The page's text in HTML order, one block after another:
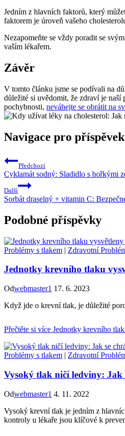
Jedním z hlavních faktorů, který
faktorem je úroveň vašeho
Nezapomeňte se vždy poradit se
vaším lékařem.
Závěr
V tomto článku jsme se podívali na
důležité si uvědomit, že zdraví je
pochybnosti, neváhejte se obrátit na
Navigace pro příspěvek
Předchozí
Cyklamát sodný: Sladidlo s hořkými
Další
Sorbát draselný + vitamin C:
Podobné příspěvky
Problémy s tlakem | Zdravotní
Jednotky krevního tlaku
Odwebmaster1 17. 6. 2023
Když jde o krevní tlak, je důležité
Přečtěte si více Jednotky krevního
Problémy s tlakem | Zdravotní
Vysoký tlak ničí ledviny: Jak
Odwebmaster1 4. 11. 2022
Vysoký krevní tlak je jedním z
kontroly u lékaře jsou klíčové k